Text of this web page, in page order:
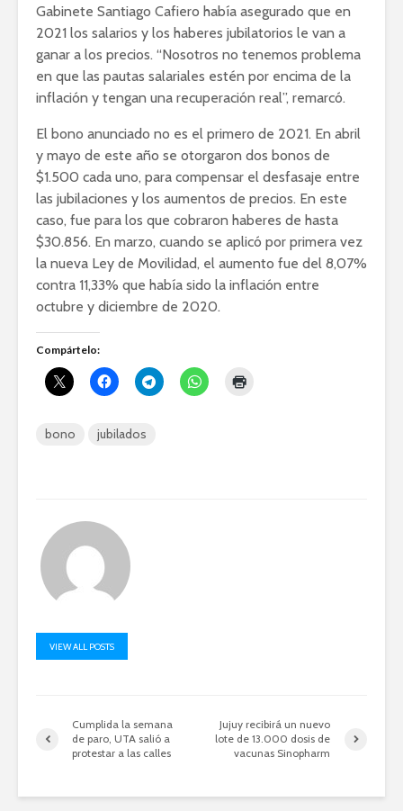
Gabinete Santiago Cafiero había asegurado que en
2021 los salarios y los haberes jubilatorios le van a
ganar a los precios. “Nosotros no tenemos problema
en que las pautas salariales estén por encima de la
inflación y tengan una recuperación real”, remarcó.
El bono anunciado no es el primero de 2021. En abril
y mayo de este año se otorgaron dos bonos de
$1.500 cada uno, para compensar el desfasaje entre
las jubilaciones y los aumentos de precios. En este
caso, fue para los que cobraron haberes de hasta
$30.856. En marzo, cuando se aplicó por primera vez
la nueva Ley de Movilidad, el aumento fue del 8,07%
contra 11,33% que había sido la inflación entre
octubre y diciembre de 2020.
Compártelo:
bono jubilados
VIEW ALL POSTS
Cumplida la semana
de paro, UTA salió a
protestar a las calles
Jujuy recibirá un nuevo
lote de 13.000 dosis de
vacunas Sinopharm